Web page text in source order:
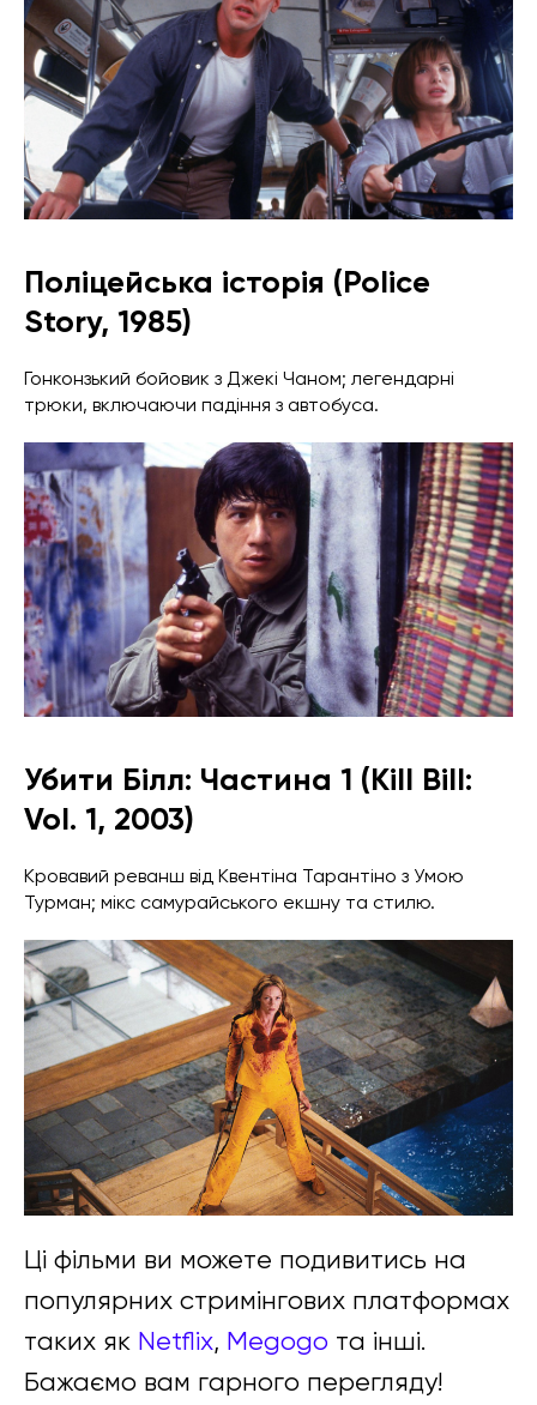
Поліцейська історія (Police
Story, 1985)
Гонконзький бойовик з Джекі Чаном; легендарні
трюки, включаючи падіння з автобуса.
Убити Білл: Частина 1 (Kill Bill:
Vol. 1, 2003)
Кровавий реванш від Квентіна Тарантіно з Умою
Турман; мікс самурайського екшну та стилю.
Ці фільми ви можете подивитись на
популярних стримінгових платформах
таких як Netflix, Megogo та інші.
Бажаємо вам гарного перегляду!